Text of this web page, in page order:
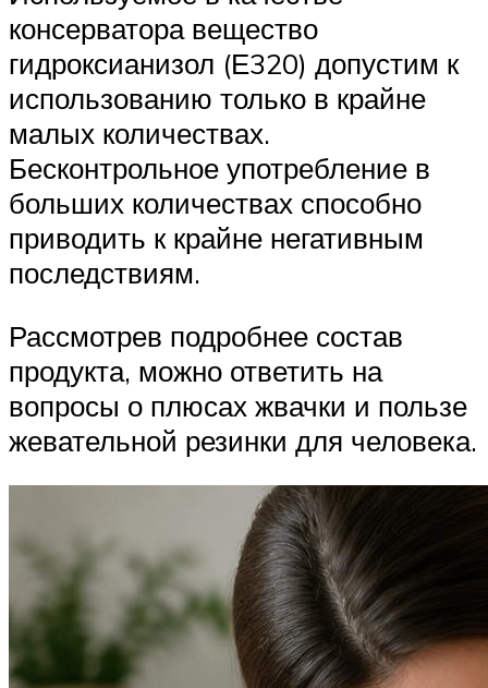
консерватора вещество
гидроксианизол (Е320) допустим к
использованию только в крайне
малых количествах.
Бесконтрольное употребление в
больших количествах способно
приводить к крайне негативным
последствиям.
Рассмотрев подробнее состав
продукта, можно ответить на
вопросы о плюсах жвачки и пользе
жевательной резинки для человека.